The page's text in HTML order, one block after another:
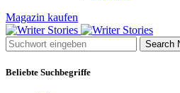
Magazin kaufen
Search
Beliebte Suchbegriffe